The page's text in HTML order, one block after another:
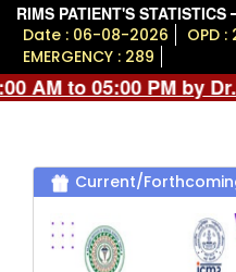
RIMS PATIENT'S STATISTICS
Date : 06-08-2026
OPD :
EMERGENCY : 289
to 05:00 PM by Dr.
Current/